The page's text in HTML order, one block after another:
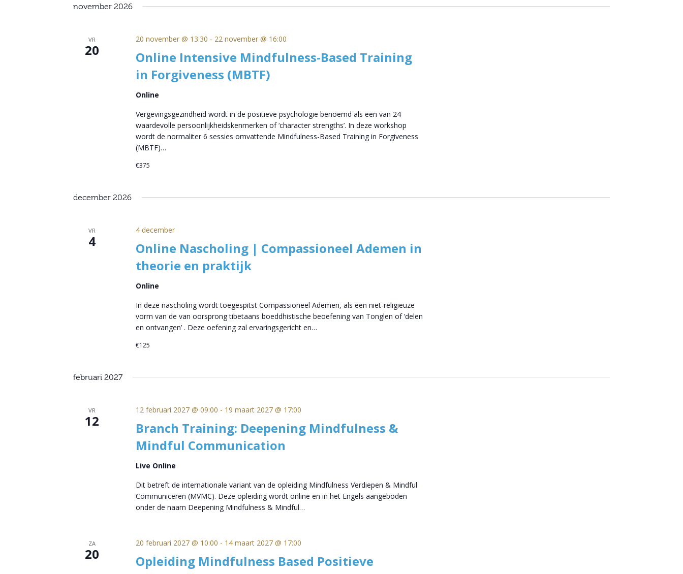
november 2026
VR
20
Online Intensive Mindfulness-Based Training
in Forgiveness (MBTF)
20 november @ 13:30 - 22 november @ 16:00
Online
Vergevingsgezindheid wordt in de positieve psychologie benoemd als een van 24
waardevolle persoonlijkheidskenmerken of ‘character strengths’. In deze workshop
wordt de normaliter 6 sessies omvattende Mindfulness-Based Training in Forgiveness
(MBTF)…
€375
december 2026
VR
4
Online Nascholing | Compassioneel Ademen in
theorie en praktijk
4 december
Online
In deze nascholing wordt toegespitst Compassioneel Ademen, als een niet-religieuze
vorm van de van oorsprong tibetaans boeddhistische beoefening van Tonglen of ‘delen
en ontvangen’ . Deze oefening zal ervaringsgericht en…
€125
februari 2027
VR
12
Branch Training: Deepening Mindfulness &
Mindful Communication
12 februari 2027 @ 09:00 - 19 maart 2027 @ 17:00
Live Online
Dit betreft de internationale variant van de opleiding Mindfulness Verdiepen & Mindful
Communiceren (MVMC). Deze opleiding wordt online en in het Engels aangeboden
onder de naam Deepening Mindfulness & Mindful…
ZA
20
Opleiding Mindfulness Based Positieve
20 februari 2027 @ 10:00 - 14 maart 2027 @ 17:00